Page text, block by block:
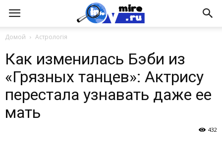
Домой Астрологія
Как изменилась Бэби из
«Грязных танцев»: Актрису
перестала узнавать даже ее
мать
432